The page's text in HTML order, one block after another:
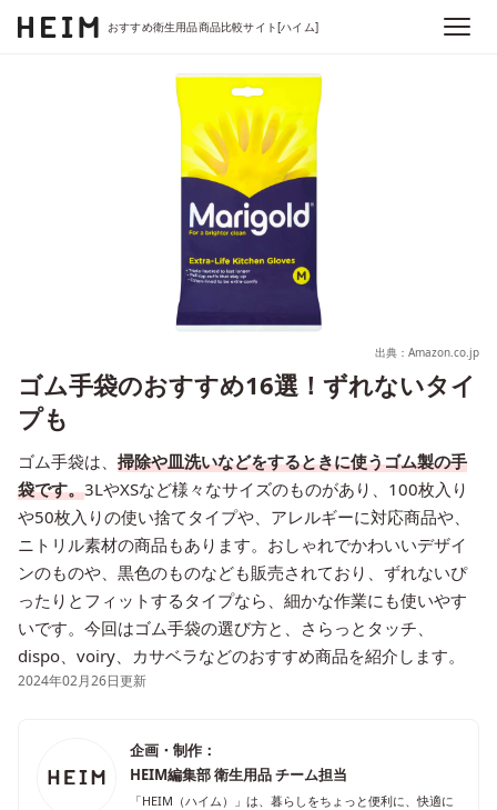
おすすめ衛生用品商品比較サイト[ハイム]
出典：Amazon.co.jp
ゴム手袋のおすすめ16選！ずれないタイ
プも
ゴム手袋は、 掃除や皿洗いなどをするときに使うゴム製の手
袋です。3LやXSなど様々なサイズのものがあり、100枚入り
や50枚入りの使い捨てタイプや、アレルギーに対応商品や、
ニトリル素材の商品もあります。おしゃれでかわいいデザイ
ンのものや、黒色のものなども販売されており、ずれないぴ
ったりとフィットするタイプなら、細かな作業にも使いやす
いです。今回はゴム手袋の選び方と、さらっとタッチ、
dispo、voiry、カサベラなどのおすすめ商品を紹介します。
2024年02月26日更新
企画・制作：
HEIM編集部 衛生用品 チーム担当
「HEIM（ハイム）」は、暮らしをちょっと便利に、快適に